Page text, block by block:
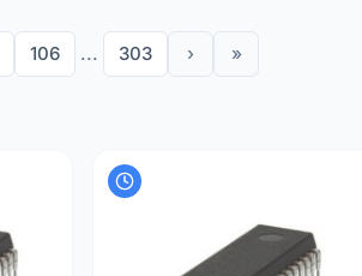
106 ... 303 › »